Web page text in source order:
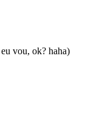
vou, ok? haha)